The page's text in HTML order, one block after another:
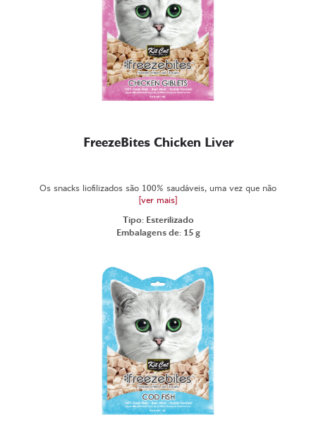
FreezeBites Chicken Liver
Os snacks liofilizados são 100% saudáveis, uma vez que não
[ver mais]
Tipo: Esterilizado
Embalagens de: 15 g